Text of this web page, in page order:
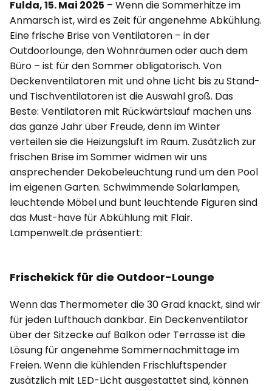
Fulda, 15. Mai 2025 – Wenn die Sommerhitze im
Anmarsch ist, wird es Zeit für angenehme Abkühlung.
Eine frische Brise von Ventilatoren – in der
Outdoorlounge, den Wohnräumen oder auch dem
Büro – ist für den Sommer obligatorisch. Von
Deckenventilatoren mit und ohne Licht bis zu Stand-
und Tischventilatoren ist die Auswahl groß. Das
Beste: Ventilatoren mit Rückwärtslauf machen uns
das ganze Jahr über Freude, denn im Winter
verteilen sie die Heizungsluft im Raum. Zusätzlich zur
frischen Brise im Sommer widmen wir uns
ansprechender Dekobeleuchtung rund um den Pool
im eigenen Garten. Schwimmende Solarlampen,
leuchtende Möbel und bunt leuchtende Figuren sind
das Must-have für Abkühlung mit Flair.
Lampenwelt.de präsentiert:
Frischekick für die Outdoor-Lounge
Wenn das Thermometer die 30 Grad knackt, sind wir
für jeden Lufthauch dankbar. Ein Deckenventilator
über der Sitzecke auf Balkon oder Terrasse ist die
Lösung für angenehme Sommernachmittage im
Freien. Wenn die kühlenden Frischluftspender
zusätzlich mit LED-Licht ausgestattet sind, können